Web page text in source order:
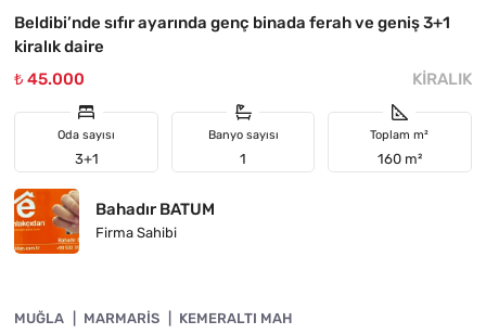
Beldibi’nde sıfır ayarında genç binada ferah ve geniş 3+1
kiralık daire
₺ 45.000
KIRALIK
Oda sayısı
3+1
Banyo sayısı
1
Toplam m²
160 m²
Bahadır BATUM
Firma Sahibi
YATIRIMA UYGUN
MUĞLA MARMARIS KEMERALTI MAH